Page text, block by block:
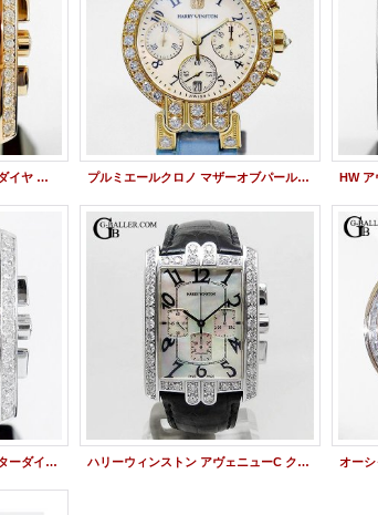
ハリーウィンストン アフターダイヤ アヴェニュー C クロノグラフ RG パヴェダイヤモンド 新品レザーベルト交換 プルミエールクロノ マザーオブパール HW アフターダイヤ
ハリーウィンストン 時計アフターダイヤ アヴェニューC クロノグラフ 330/MCA ハリーウィンストン アヴェニューC クロノ アフターダイヤ